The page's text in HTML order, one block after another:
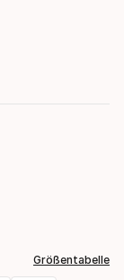
Größentabelle